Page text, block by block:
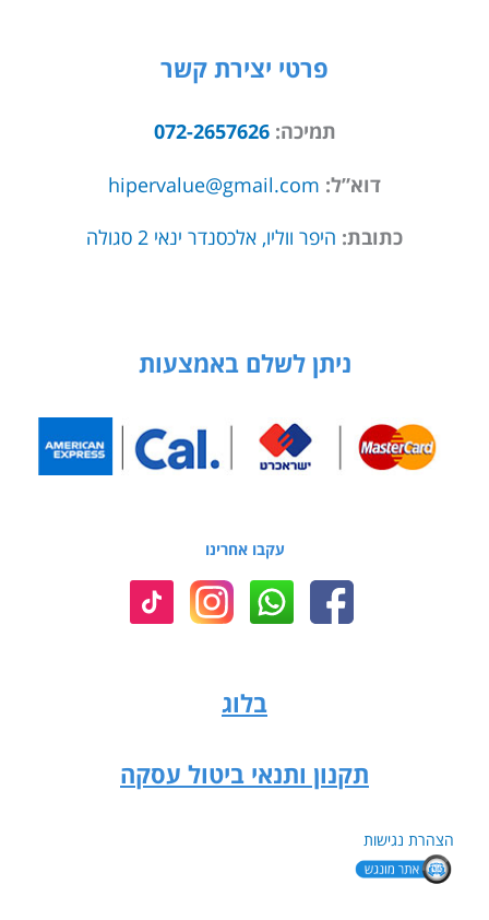
פרטי יצירת קשר
תמיכה:072-2657626
דוא”ל: hipervalue@gmail.com
כתובת: היפר ווליו, אלכסנדר ינאי 2 סגולה
ניתן לשלם באמצעות
עקבו אחרינו
בלוג
תקנון ותנאי ביטול עסקה
הצהרת נגישות